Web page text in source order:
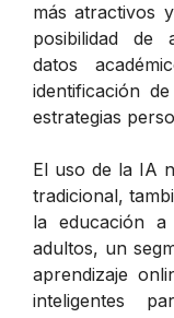
más atractivos
posibilidad de
datos
identificación
estrategias
El uso de la IA
tradicional,
la educación
adultos, un
aprendizaje
inteligentes